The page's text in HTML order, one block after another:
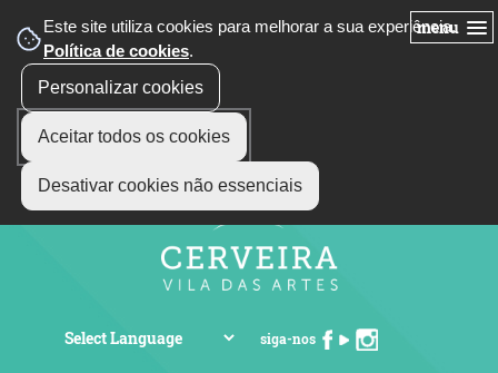
Este site utiliza cookies para melhorar a sua experiência.
Política de cookies.
Personalizar cookies
Aceitar todos os cookies
Desativar cookies não essenciais
menu
siga-nos